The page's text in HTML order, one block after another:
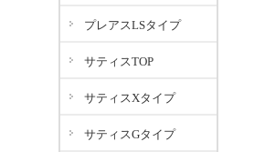
プレアスLSタイプ
サティスTOP
サティスXタイプ
サティスGタイプ